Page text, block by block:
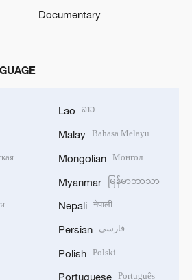
Documentary
Lao ລາວ
Malay Bahasa Melayu
Mongolian Монгол
Myanmar မြန်မာဘာသာ
Nepali नेपाली
Persian فارسی
Polish Polski
Portuguese Português